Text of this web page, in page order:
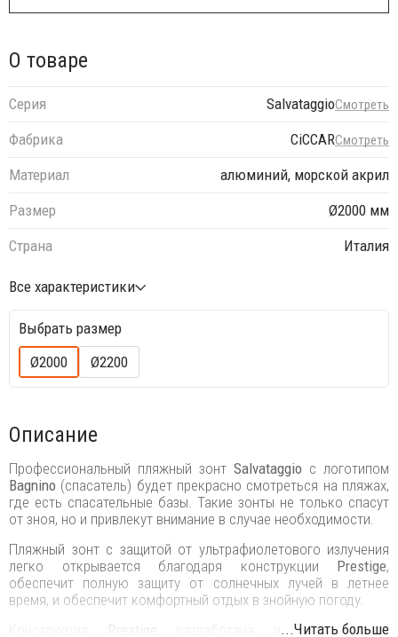
О товаре
Серия SalvataggioСмотреть
Фабрика CiCCARСмотреть
Материал
алюминий, морской акрил
Размер
Ø2000 мм
Страна
Италия
Все характеристики
Выбрать размер
Ø2000
Ø2200
Описание
Профессиональный пляжный зонт Salvataggio с логотипом
Bagnino (спасатель) будет прекрасно смотреться на пляжах,
где есть спасательные базы. Такие зонты не только спасут
от зноя, но и привлекут внимание в случае необходимости.
Пляжный зонт с защитой от ультрафиолетового излучения
легко открывается благодаря конструкции Prestige,
обеспечит полную защиту от солнечных лучей в летнее
время, и обеспечит комфортный отдых в знойную погоду.
Prestige разработана и запатентована
...Читать больше